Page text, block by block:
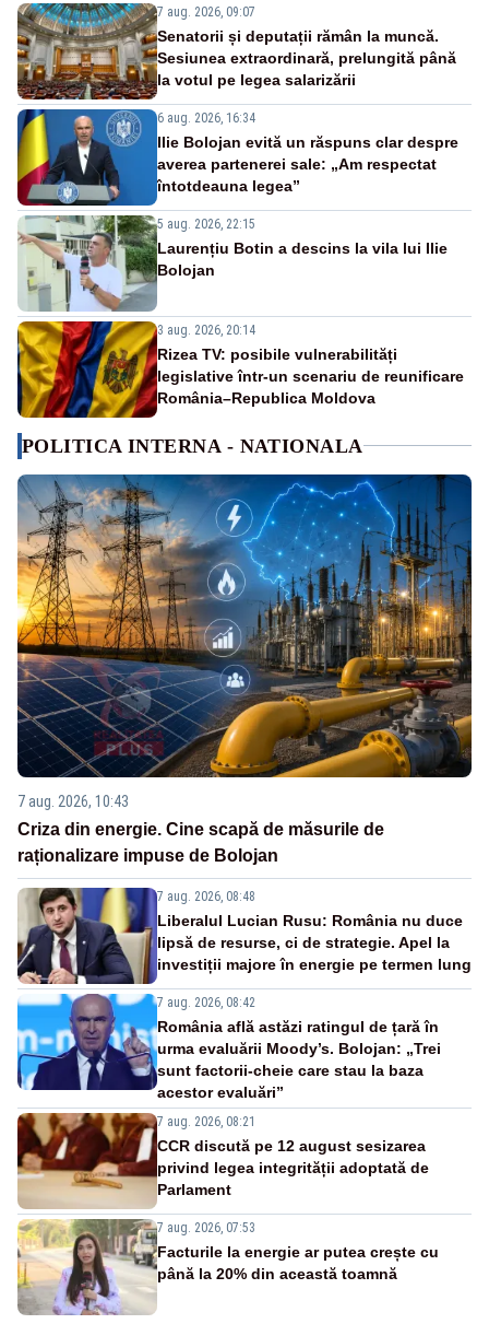
7 aug. 2026, 09:07
Senatorii și deputații rămân la muncă.
Sesiunea extraordinară, prelungită până
la votul pe legea salarizării
6 aug. 2026, 16:34
Ilie Bolojan evită un răspuns clar despre
averea partenerei sale: „Am respectat
întotdeauna legea”
5 aug. 2026, 22:15
Laurențiu Botin a descins la vila lui Ilie
Bolojan
3 aug. 2026, 20:14
Rizea TV: posibile vulnerabilități
legislative într-un scenariu de reunificare
România–Republica Moldova
POLITICA INTERNA - NATIONALA
7 aug. 2026, 10:43
Criza din energie. Cine scapă de măsurile de
raționalizare impuse de Bolojan
7 aug. 2026, 08:48
Liberalul Lucian Rusu: România nu duce
lipsă de resurse, ci de strategie. Apel la
investiții majore în energie pe termen lung
7 aug. 2026, 08:42
România află astăzi ratingul de țară în
urma evaluării Moody’s. Bolojan: „Trei
sunt factorii-cheie care stau la baza
acestor evaluări”
7 aug. 2026, 08:21
CCR discută pe 12 august sesizarea
privind legea integrității adoptată de
Parlament
7 aug. 2026, 07:53
Facturile la energie ar putea crește cu
până la 20% din această toamnă